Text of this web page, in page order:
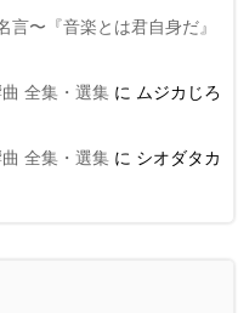
〜『音楽とは君自身だ』
全集・選集 に ムジカじろ
全集・選集 に シオダタカ